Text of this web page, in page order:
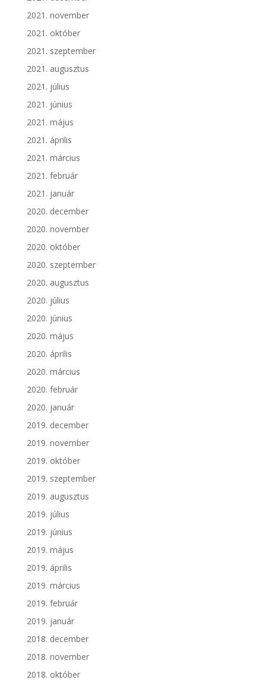
2021. november
2021. október
2021. szeptember
2021. augusztus
2021. július
2021. június
2021. május
2021. április
2021. március
2021. február
2021. január
2020. december
2020. november
2020. október
2020. szeptember
2020. augusztus
2020. július
2020. június
2020. május
2020. április
2020. március
2020. február
2020. január
2019. december
2019. november
2019. október
2019. szeptember
2019. augusztus
2019. július
2019. június
2019. május
2019. április
2019. március
2019. február
2019. január
2018. december
2018. november
2018. október